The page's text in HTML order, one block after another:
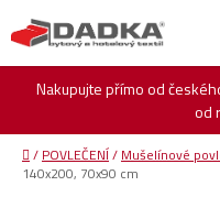
na
obsah
Nakupujte přímo od
od
Domů
/ POVLEČENÍ/ Mušelínové
140x200, 70x90 cm